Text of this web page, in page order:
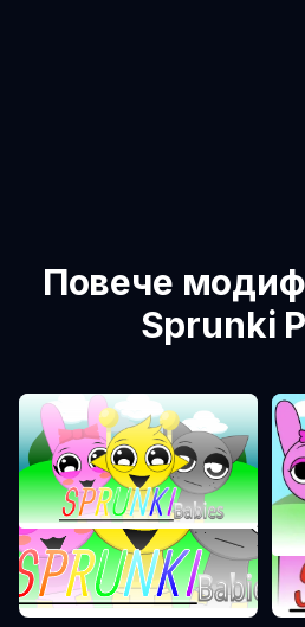
Повече
Sprunki
Sprunki Phase 0